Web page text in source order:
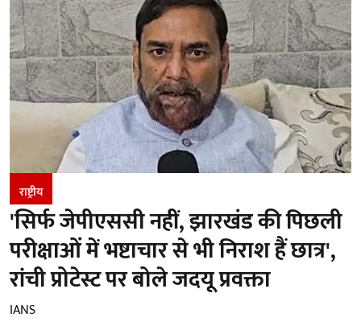
राष्ट्रीय
'सिर्फ जेपीएससी नहीं, झारखंड की पिछली
परीक्षाओं में भष्टाचार से भी निराश हैं छात्र',
रांची प्रोटेस्ट पर बोले जदयू प्रवक्ता
IANS